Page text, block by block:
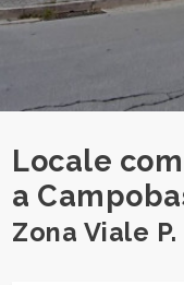
Locale
a
Zona Viale
Provincia